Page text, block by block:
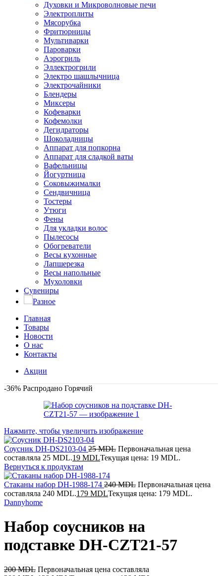
Духовки и Микроволновые печи
Электроплиты
Мясорубка
Фритюрницы
Мультиварки
Пароварки
Аэрогриль
Эллектрогрили
Электро шашлычница
Электрочайники
Блендеры
Миксеры
Кофеварки
Кофемолки
Дегидраторы
Шоколадницы
Аппарат для попкорна
Аппарат для сладкой ваты
Вафельницы
Йогуртница
Соковыжималки
Сендвичница
Тостеры
Утюги
Фены
Для укладки волос
Пылесосы
Обогреватели
Весы кухонные
Лапшерезка
Весы напольные
Мухоловки
Сувениры
Разное
Главная
Товары
Новости
О нас
Контакты
Акции
-36% Распродано Горячий
Нажмите, чтобы увеличить изображение
Соусник DH-DS2103-04 25MDL Первоначальная цена
составляла 25 MDL.19 MDLТекущая цена: 19 MDL.
Вернуться к продуктам
Стаканы набор DH-1988-174 240MDL Первоначальная цена
составляла 240 MDL.179 MDLТекущая цена: 179 MDL.
Dannyhome
Набор соусников на
подставке DH-CZT21-57
200MDL Первоначальная цена составляла